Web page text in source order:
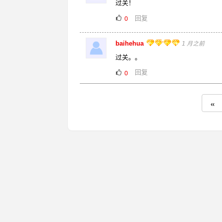
过关！
0
回复
baihehua 1 月之前
过关。。
0
回复
«